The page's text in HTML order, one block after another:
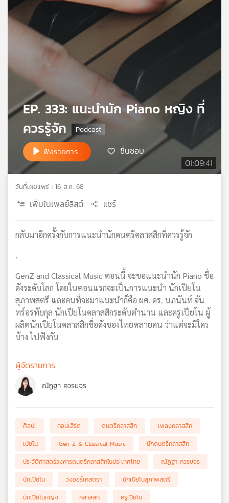
เกี่ยว
เครือ
วิทยุ
ไทย
แผนที่
เครือ
01:09:41
EP. 333: แนะนำนัก Piano หญิง ที่
ควรรู้จัก
ฟังรายการ ชื่นชอบ
วันที่เผยแพร่ : 16 ส.ค. 68
เพิ่มในเพลย์ลิสต์ แชร์
กลับมาอีกครั้งกับการแนะนำนักดนตรีคลาสสิกที่ควรรู้จัก
.
GenZ and Classical Music ตอนนี้ จะขอแนะนำนัก Piano ชื่อ
ดังระดับโลก โดยในตอนแรกจะเป็นการแนะนำ นักเปียโน
สุภาพสตรี และคนที่จะมาแนะนำก็คือ ผศ. ดร. นภนันท์ จัน
ทร์อรทัยกุล นักเปียโนคลาสสิกระดับตำนาน และครูเปียโน ผู้
ผลิตนักเปียโนคลาสสิกชื่อดังของไทยหลายคน ว่าแต่จะมีใคร
บ้าง ไปฟังกัน
ผู้จัดรายการ
ณัฏฐา ควรขจร
ศิลปะ คอนเสิร์ต ดนตรีคลาสสิก
เพลงคลาสสิก
เปียโน
Gen Z & Classical Music
นักดนตรีคลาสสิก
ประวัติศาสตร์วงการดนตรีคลาสสิกในประเทศไทย
ณัฏฐา ควรขจร
นักเปียโน
วงออร์เคสตรา
นักเปียโนสุภาพสตรี
นักเปียโนหญิง
คลาสสิก
ครูเปียโน